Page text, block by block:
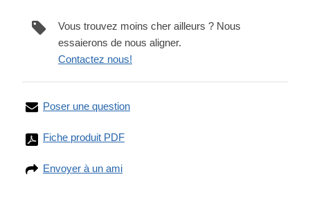
Vous trouvez moins cher ailleurs ? Nous
essaierons de nous aligner.
Contactez nous!
Poser une question
Fiche produit PDF
Envoyer à un ami